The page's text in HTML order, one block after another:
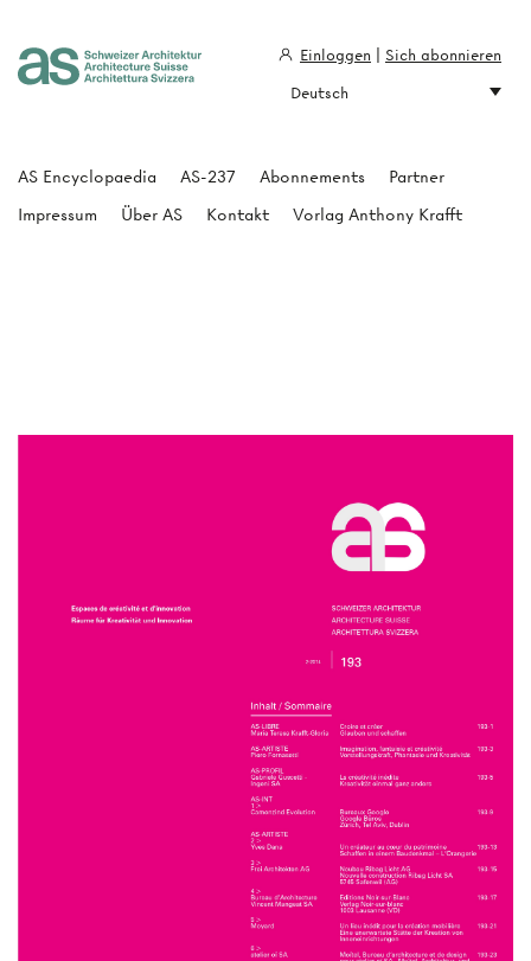
AS Encyclopaedia AS-237 Abonnements
Partner
Impressum
Über AS Kontakt Vorlag Anthony Krafft
Einloggen
Sich abonnieren
Deutsch